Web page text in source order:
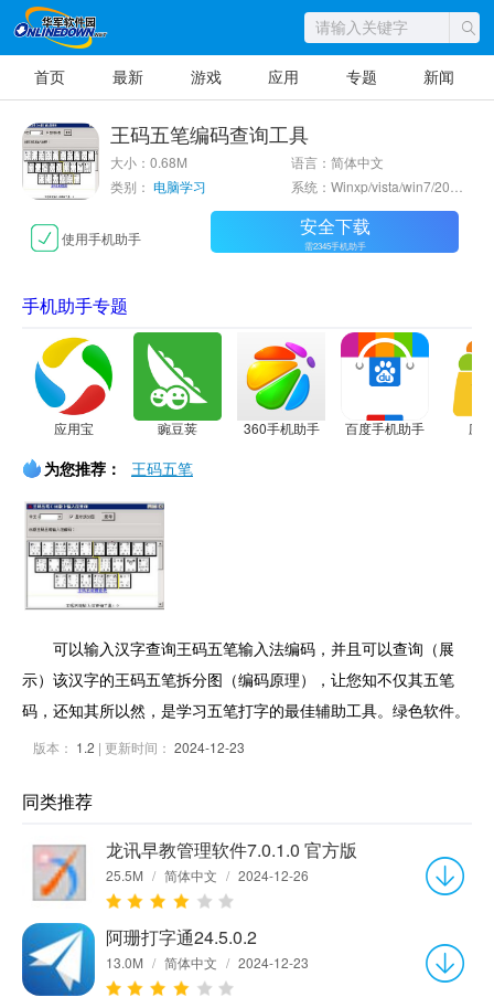
首页 最新 游戏 应用 专题 新闻
王码五笔编码查询工具
大小：0.68M
语言：简体中文
类别： 电脑学习
使用手机助手 安全下载
需2345手机助手
手机助手专题
应用宝 豌豆荚 360手机助手 百度手机助手 应
为您推荐： 王码五笔
可以输入汉字查询王码五笔输入法编码，并且可以查询（展
示）该汉字的王码五笔拆分图（编码原理），让您知不仅其五笔
码，还知其所以然，是学习五笔打字的最佳辅助工具。绿色软件。
版本： 1.2 | 更新时间： 2024-12-23
同类推荐
龙讯早教管理软件7.0.1.0 官方版
25.5M / 简体中文 / 2024-12-26
阿珊打字通24.5.0.2
13.0M / 简体中文 / 2024-12-23